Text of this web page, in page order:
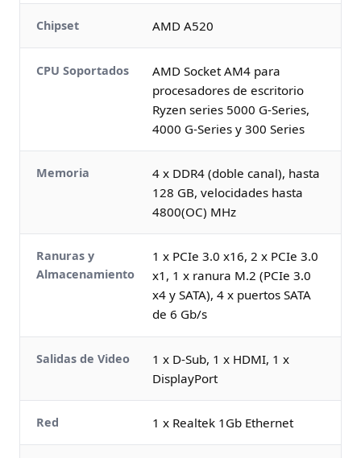
Chipset AMD A520
CPU Soportados
AMD Socket AM4 para
procesadores de escritorio
Ryzen series 5000 G-Series,
4000 G-Series y 300 Series
Memoria
4 x DDR4 (doble canal), hasta
128 GB, velocidades hasta
4800(OC) MHz
Ranuras y
Almacenamiento
1 x PCIe 3.0 x16, 2 x PCIe 3.0
x1, 1 x ranura M.2 (PCIe 3.0
x4 y SATA), 4 x puertos SATA
de 6 Gb/s
Salidas de Video
1 x D-Sub, 1 x HDMI, 1 x
DisplayPort
Red 1 x Realtek 1Gb Ethernet